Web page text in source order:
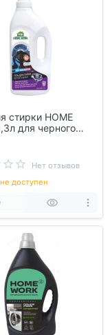
стирки HOME
для черного
Нет отзывов
доступен